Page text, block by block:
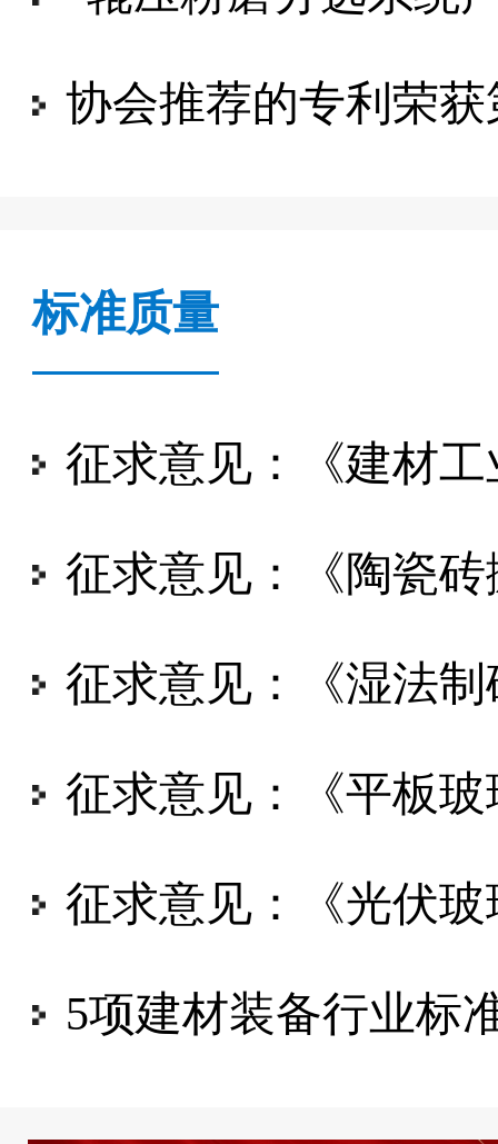
协会推荐的专利荣
标准质量
征求意见：《建材工业用混
征求意见：《陶瓷砖抛光生产线通用要求
征求意见：《湿法制砂生产线技术要
征求意见：《平板玻璃上下片机
征求意见：《光伏玻璃压
5项建材装备行业标